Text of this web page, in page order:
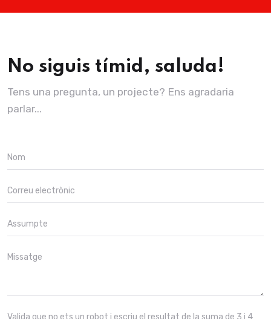
No siguis tímid, saluda!
Tens una pregunta, un projecte? Ens agradaria
parlar...